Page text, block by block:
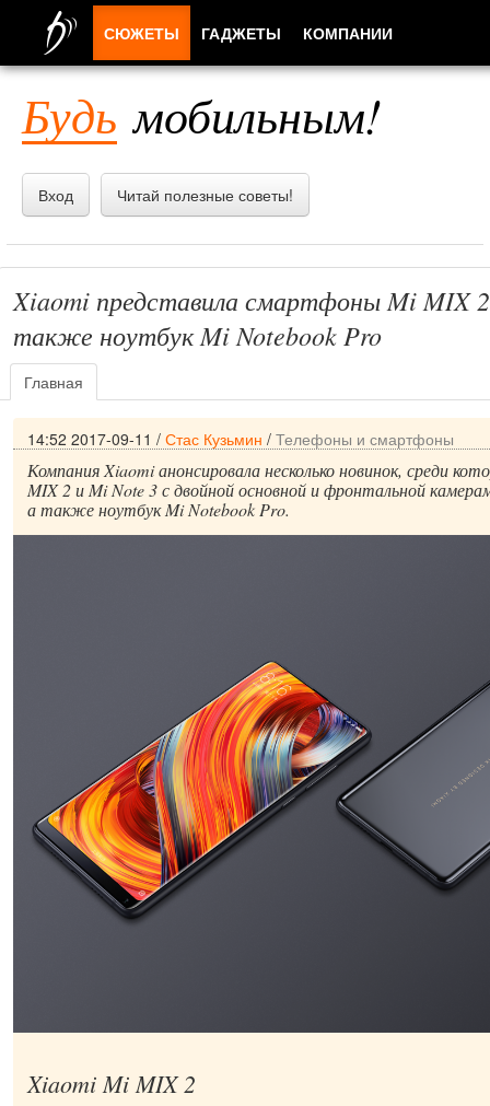
Будь мобильным!
Вход Читай полезные советы!
Xiaomi представила смартфоны Mi MIX
также ноутбук Mi Notebook Pro
Главная
14:52 2017-09-11 / Стас Кузьмин / Телефоны и смартфоны
Компания Xiaomi анонсировала несколько новинок, среди
MIX 2 и Mi Note 3 с двойной основной и фронтальной
а также ноутбук Mi Notebook Pro.
Xiaomi Mi MIX 2
СЮЖЕТЫ ГАДЖЕТЫ КОМПАНИИ
ПРИЛОЖЕНИЯ